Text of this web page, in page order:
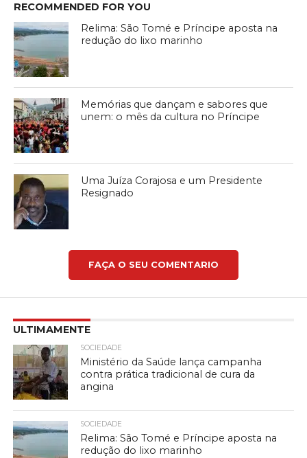
RECOMMENDED FOR YOU
Relima: São Tomé e Príncipe aposta na
redução do lixo marinho
Memórias que dançam e sabores que
unem: o mês da cultura no Príncipe
Uma Juíza Corajosa e um Presidente
Resignado
FAÇA O SEU COMENTARIO
ULTIMAMENTE
SOCIEDADE
Ministério da Saúde lança campanha
contra prática tradicional de cura da
angina
SOCIEDADE
Relima: São Tomé e Príncipe aposta na
redução do lixo marinho